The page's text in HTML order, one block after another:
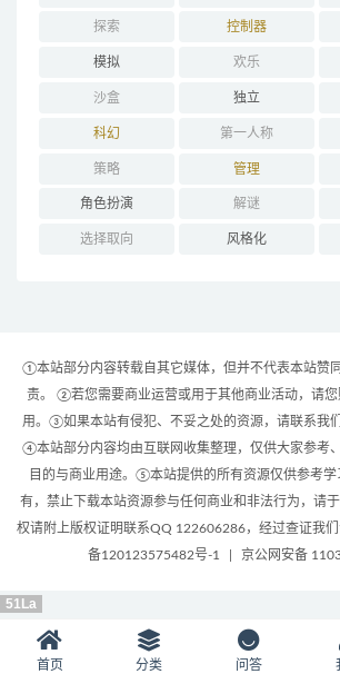
探索 控制器
模拟 欢乐
沙盒 独立
科幻 第一人称
策略 管理
角色扮演 解谜
选择取向 风格化
①本站部分内容转载自其它媒体，但并不代表本站赞
责。 ②若您需要商业运营或用于其他商业活动，请
用。③如果本站有侵犯、不妥之处的资源，请联系我
④本站部分内容均由互联网收集整理，仅供大家参考
目的与商业用途。⑤本站提供的所有资源仅供参考学
有，禁止下载本站资源参与任何商业和非法行为，请
权请附上版权证明联系QQ 122606286，经过查证我们
备120123575482号-1
京公网安备
首页 分类 问答
51La